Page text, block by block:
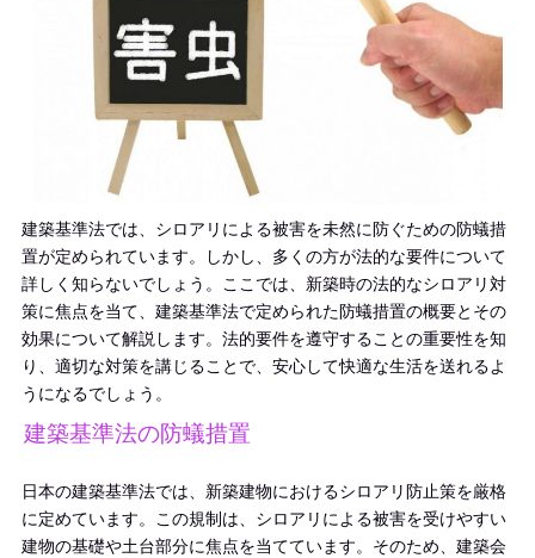
建築基準法では、シロアリによる被害を未然に防ぐための防蟻措
置が定められています。しかし、多くの方が法的な要件について
詳しく知らないでしょう。ここでは、新築時の法的なシロアリ対
策に焦点を当て、建築基準法で定められた防蟻措置の概要とその
効果について解説します。法的要件を遵守することの重要性を知
り、適切な対策を講じることで、安心して快適な生活を送れるよ
うになるでしょう。
建築基準法の防蟻措置
日本の建築基準法では、新築建物におけるシロアリ防止策を厳格
に定めています。この規制は、シロアリによる被害を受けやすい
建物の基礎や土台部分に焦点を当てています。そのため、建築会